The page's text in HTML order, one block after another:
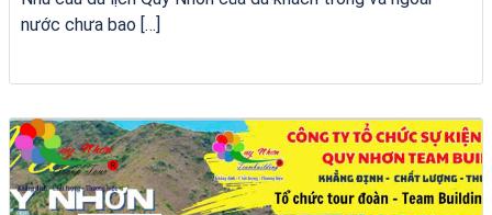
nước chưa bao […]
chèo SUP tại Quy Nhơn